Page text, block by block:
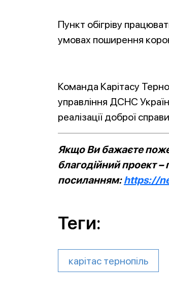
Пункт обігріву
умовах поширення
Команда Карітасу
управління ДСНС
реалізації доброї
Якщо Ви бажаєте
благодійний проект –
посиланням:https://
Теги:
карітас тернопіль